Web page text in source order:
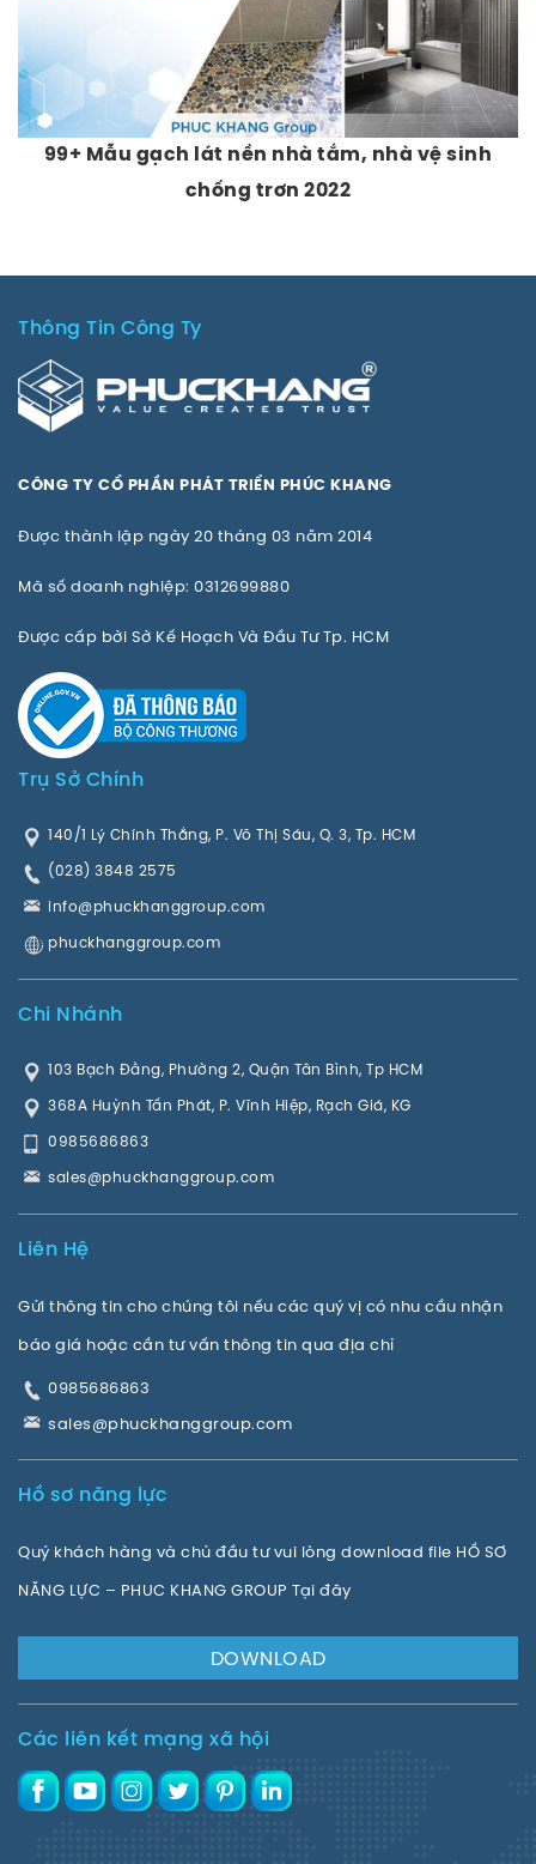
99+ Mẫu gạch lát nền nhà tắm, nhà vệ sinh
chống trơn 2022
Thông Tin Công Ty
CÔNG TY CỔ PHẦN PHÁT TRIỂN PHÚC KHANG
Được thành lập ngày 20 tháng 03 năm 2014
Mã số doanh nghiệp: 0312699880
Được cấp bởi Sở Kế Hoạch Và Đầu Tư Tp. HCM
Trụ Sở Chính
140/1 Lý Chính Thắng, P. Võ Thị Sáu, Q. 3, Tp. HCM
(028) 3848 2575
info@phuckhanggroup.com
phuckhanggroup.com
Chi Nhánh
103 Bạch Đằng, Phường 2, Quận Tân Bình, Tp HCM
368A Huỳnh Tấn Phát, P. Vĩnh Hiệp, Rạch Giá, KG
0985686863
sales@phuckhanggroup.com
Liên Hệ
Gửi thông tin cho chúng tôi nếu các quý vị có nhu cầu nhận
báo giá hoặc cần tư vấn thông tin qua địa chỉ
0985686863
sales@phuckhanggroup.com
Hồ sơ năng lực
Quý khách hàng và chủ đầu tư vui lòng download file HỒ SƠ
NĂNG LỰC – PHUC KHANG GROUP Tại đây
DOWNLOAD
Các liên kết mạng xã hội